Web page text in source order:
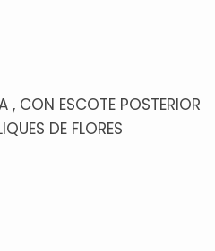
, CON ESCOTE POSTERIOR
DE FLORES